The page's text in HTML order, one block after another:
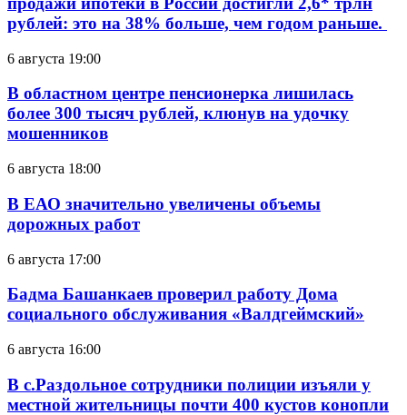
рублей: это на 38% больше, чем годом раньше.
6 августа 19:00
В областном центре пенсионерка лишилась
более 300 тысяч рублей, клюнув на удочку
мошенников
6 августа 18:00
В ЕАО значительно увеличены объемы
дорожных работ
6 августа 17:00
Бадма Башанкаев проверил работу Дома
социального обслуживания «Валдгеймский»
6 августа 16:00
В с.Раздольное сотрудники полиции изъяли у
местной жительницы почти 400 кустов конопли